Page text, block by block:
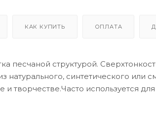
КАК КУПИТЬ ОПЛАТА
песчаной структурой.
синтетического или
творчестве.Часто используется